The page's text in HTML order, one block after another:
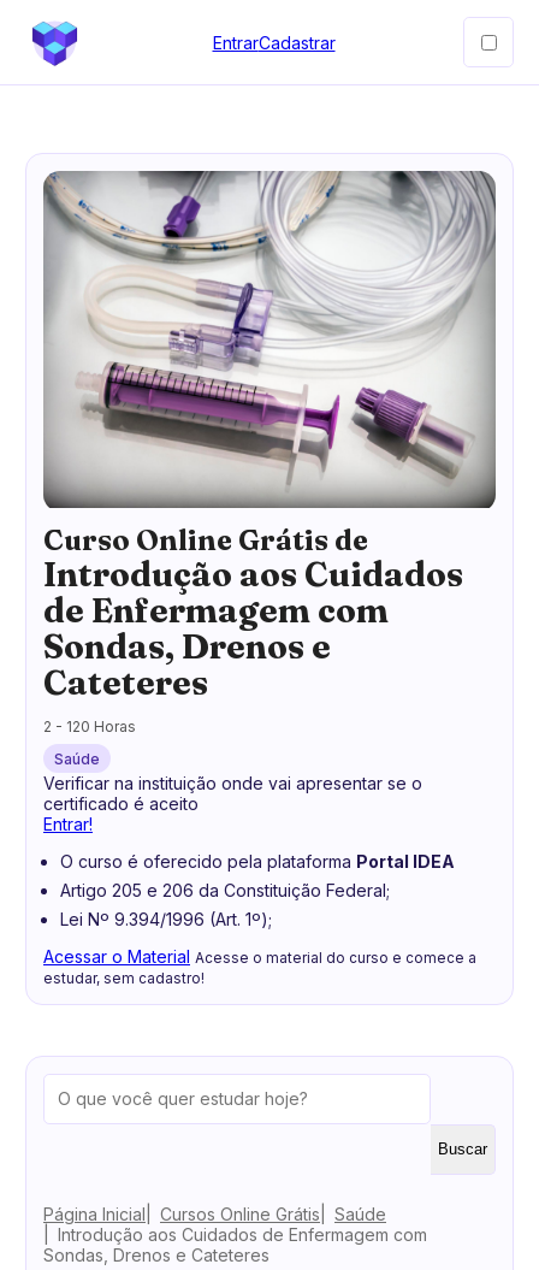
EntrarCadastrar
Curso Online Grátis de
Introdução aos Cuidados
de Enfermagem com
Sondas, Drenos e
Cateteres
2 - 120 Horas
Saúde
Verificar na instituição onde vai apresentar se o
certificado é aceito
Entrar!
O curso é oferecido pela plataforma Portal IDEA
Artigo 205 e 206 da Constituição Federal;
Lei Nº 9.394/1996 (Art. 1º);
Acessar o Material Acesse o material do curso e comece a
estudar, sem cadastro!
Buscar
Página Inicial Cursos Online Grátis
Saúde
Introdução aos Cuidados de Enfermagem com
Sondas, Drenos e Cateteres